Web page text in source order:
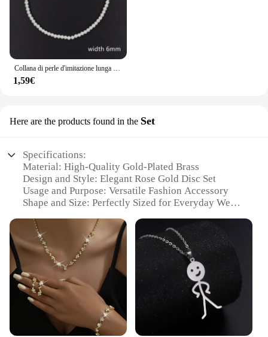
Collana di perle d'imitazione lunga transfrontaliera unisex temperamento di lusso leggero versatile catena del collo gioielli all'ingrosso
1,59€
Here are the products found in the Set
Specifications:
Material: High-Quality Gold-Plated Brass
Design and Style: Elegant Rose Gold Disc Set
Usage and Purpose: Versatile Fashion Accessory
Shape and Size: Perfectly Sized for Everyday Wear
Resistant
Parts and Accessories: Comes as a Set for Complete
Look
Features:
**Elegant Craftsmanship and Timeless Style**
The collana a disco oro rosa set is a testament to
exquisite craftsmanship and timeless style. Each
piece is meticulously crafted from high-quality
gold-plated brass, ensuring a durable and tarnish-